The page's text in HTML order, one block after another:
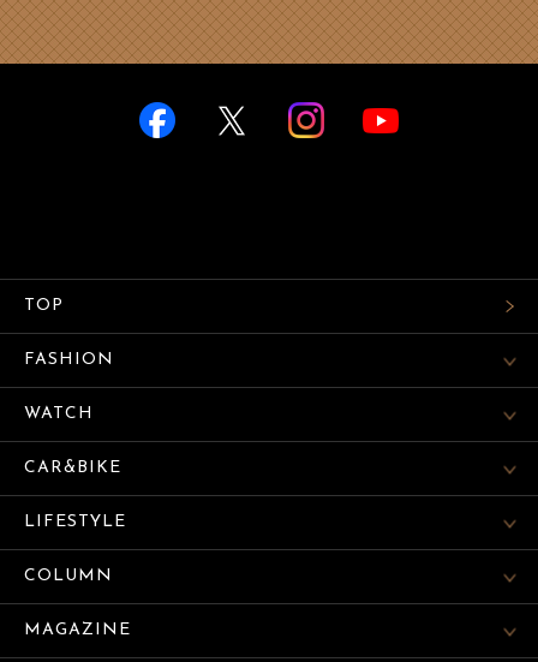
TOP
FASHION
WATCH
CAR&BIKE
LIFESTYLE
COLUMN
MAGAZINE